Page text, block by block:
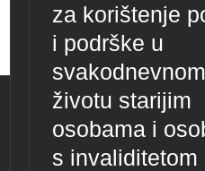
za korištenje
i podrške u
svakodnevnom
životu starijim
osobama i
s invaliditetom